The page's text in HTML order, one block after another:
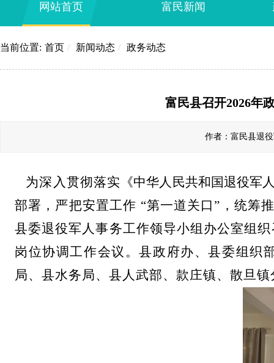
网站首页 富民新闻
当前位置: 首页 / 新闻动态 / 政务动态
富民县召开2026年
作者：富民县退
为深入贯彻落实 《中华人民共和国退役军
部署，严把安置工作 “第一道关口” ，统筹
县委退役军人事务工作领导小组办公室组
岗位协调工作会议。县政府办、县委组织
局、县水务局、县人武部、款庄镇、散旦